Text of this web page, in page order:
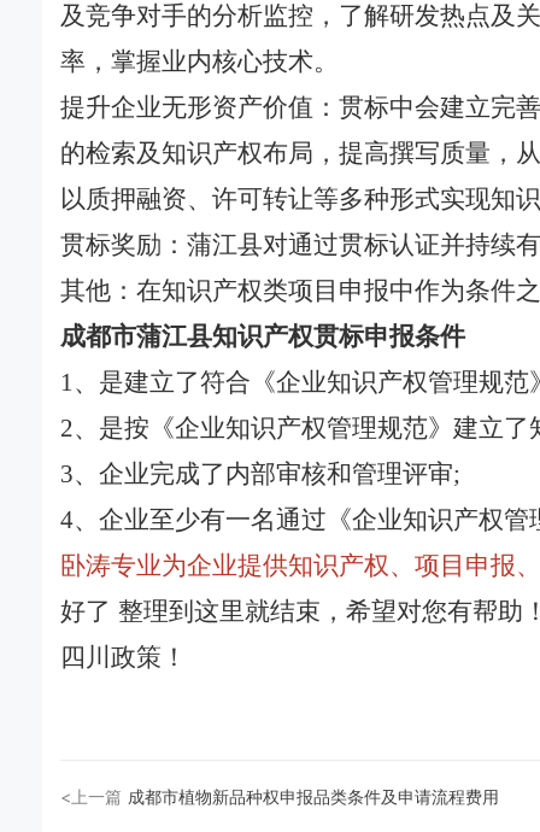
及竞争对手的分析监控，了解研发热点及
率，掌握业内核心技术。
提升企业无形资产价值：贯标中会建立完
的检索及知识产权布局，提高撰写质量，
以质押融资、许可转让等多种形式实现知
贯标奖励：蒲江县对通过贯标认证并持续
其他：在知识产权类项目申报中作为条件
成都市蒲江县知识产权贯标申报条件
1、是建立了符合《企业知识产权管理规
2、是按《企业知识产权管理规范》建立
3、企业完成了内部审核和管理评审;
4、企业至少有一名通过《企业知识产权
卧涛专业为企业提供知识产权、项目申报
好了 整理到这里就结束，希望对您有帮助
四川政策！
<上一篇 成都市植物新品种权申报品类条件及申请流程费用